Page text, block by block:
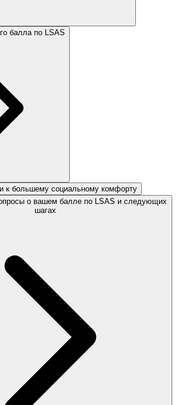
балла по LSAS
к большему социальному комфорту
о вашем балле по LSAS и следующих
шагах